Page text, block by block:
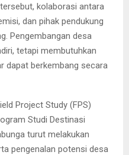
kolaborasi antara
dan pihak pendukung
Pengembangan desa
tetapi membutuhkan
dapat berkembang secara
Project Study (FPS)
Studi Destinasi
turut melakukan
pengenalan potensi desa